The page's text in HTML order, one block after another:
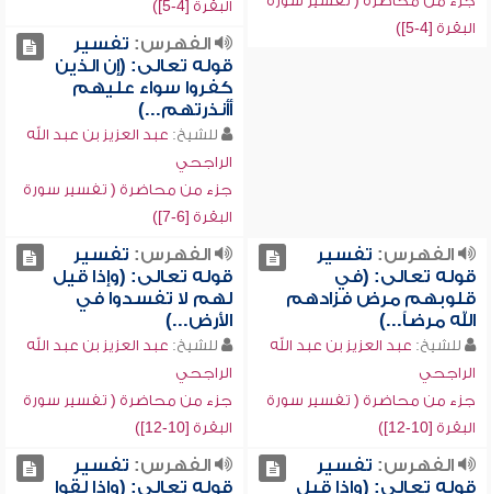
البقرة [4-5])
البقرة [4-5])
الفهرس: تفسير
قوله تعالى: (إن الذين
كفروا سواء عليهم
أأنذرتهم...)
للشيخ: عبد العزيز بن عبد الله
الراجحي
جزء من محاضرة ( تفسير سورة
البقرة [6-7])
الفهرس: تفسير
قوله تعالى: (في
قلوبهم مرض فزادهم
الله مرضاً...)
للشيخ: عبد العزيز بن عبد الله
الراجحي
جزء من محاضرة ( تفسير سورة
البقرة [10-12])
الفهرس: تفسير
قوله تعالى: (وإذا قيل
لهم لا تفسدوا في
الأرض...)
للشيخ: عبد العزيز بن عبد الله
الراجحي
جزء من محاضرة ( تفسير سورة
البقرة [10-12])
الفهرس: تفسير
قوله تعالى: (وإذا قيل
الفهرس: تفسير
قوله تعالى: (وإذا لقوا